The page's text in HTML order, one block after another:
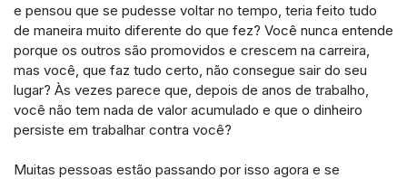
e pensou que se pudesse voltar no tempo, teria feito tudo
de maneira muito diferente do que fez? Você nunca entende
porque os outros são promovidos e crescem na carreira,
mas você, que faz tudo certo, não consegue sair do seu
lugar? Às vezes parece que, depois de anos de trabalho,
você não tem nada de valor acumulado e que o dinheiro
persiste em trabalhar contra você?
Muitas pessoas estão passando por isso agora e se